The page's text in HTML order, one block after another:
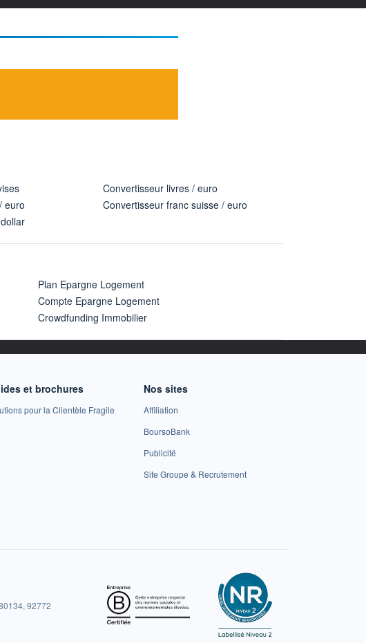
euro
Convertisseur livres / euro
Convertisseur franc suisse / euro
Plan Epargne Logement
Compte Epargne Logement
Crowdfunding Immobilier
et brochures
pour la Clientèle Fragile
Nos sites
Affiliation
BoursoBank
Publicité
Site Groupe & Recrutement
92772